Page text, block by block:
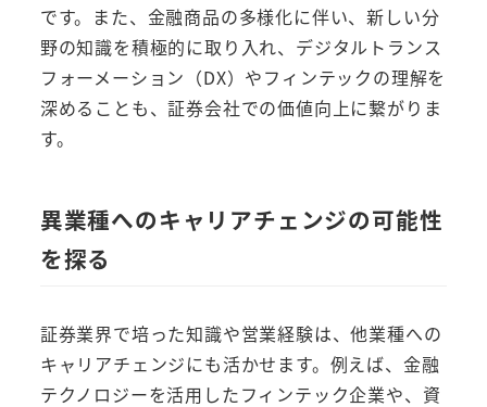
です。また、金融商品の多様化に伴い、新しい分
野の知識を積極的に取り入れ、デジタルトランス
フォーメーション（DX）やフィンテックの理解を
深めることも、証券会社での価値向上に繋がりま
す。
異業種へのキャリアチェンジの可能性
を探る
証券業界で培った知識や営業経験は、他業種への
キャリアチェンジにも活かせます。例えば、金融
テクノロジーを活用したフィンテック企業や、資